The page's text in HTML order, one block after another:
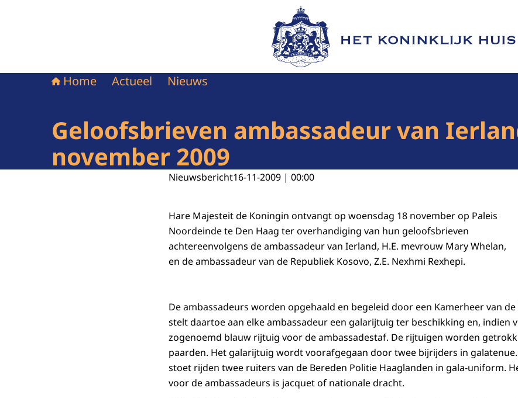
Naar de homepage van Het Koninklijk Huis
Home Actueel Nieuws
Geloofsbrieven ambassadeur van
november 2009
Nieuwsbericht16-11-2009 | 00:00
Hare Majesteit de Koningin ontvangt op woensdag 18 november op Paleis
Noordeinde te Den Haag ter overhandiging van hun geloofsbrieven
achtereenvolgens de ambassadeur van Ierland, H.E. mevrouw Mary Whelan,
en de ambassadeur van de Republiek Kosovo, Z.E. Nexhmi Rexhepi.
De ambassadeurs worden opgehaald en begeleid door een Kamerheer van
stelt daartoe aan elke ambassadeur een galarijtuig ter beschikking en, indien
zogenoemd blauw rijtuig voor de ambassadestaf. De rijtuigen worden
paarden. Het galarijtuig wordt voorafgegaan door twee bijrijders in
stoet rijden twee ruiters van de Bereden Politie Haaglanden in gala-uniform.
voor de ambassadeurs is jacquet of nationale dracht.